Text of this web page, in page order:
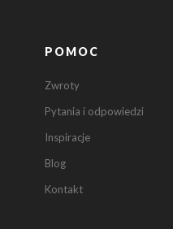
POMOC
Zwroty
Pytania i odpowiedzi
Inspiracje
Blog
Kontakt